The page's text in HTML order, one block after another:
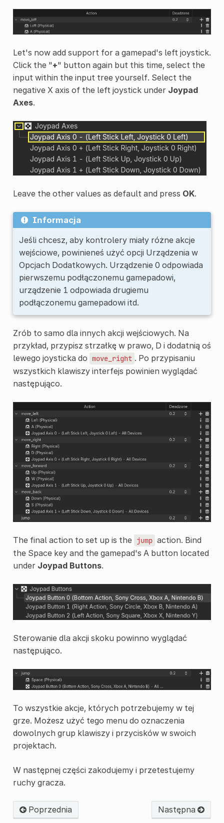
Let's now add support for a gamepad's left joystick.
Click the "+" button again but this time, select the
input within the input tree yourself. Select the
negative X axis of the left joystick under Joypad
Axes.
Leave the other values as default and press OK.
Informacja
Jeśli chcesz, aby kontrolery miały różne akcje
wejściowe, powinieneś użyć opcji Urządzenia w
Opcjach Dodatkowych. Urządzenie 0 odpowiada
pierwszemu podłączonemu gamepadowi,
urządzenie 1 odpowiada drugiemu
podłączonemu gamepadowi itd.
Zrób to samo dla innych akcji wejściowych. Na
przykład, przypisz strzałkę w prawo, D i dodatnią oś
lewego joysticka do move_right . Po przypisaniu
wszystkich klawiszy interfejs powinien wyglądać
następująco.
The final action to set up is the jump action. Bind
the Space key and the gamepad's A button located
under Joypad Buttons.
Sterowanie dla akcji skoku powinno wyglądać
następująco.
To wszystkie akcje, których potrzebujemy w tej
grze. Możesz użyć tego menu do oznaczenia
dowolnych grup klawiszy i przycisków w swoich
projektach.
W następnej części zakodujemy i przetestujemy
ruchy gracza.
Poprzednia Następna